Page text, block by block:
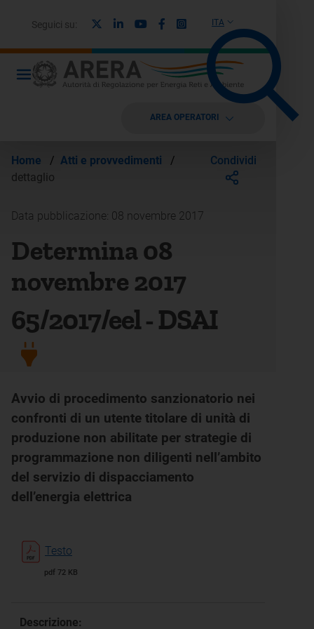
ITA
Seguici su: LinkedinYoutubeFacebook
Instagram
AREA OPERATORI
Home / Atti e provvedimenti
/
dettaglio
Condividi
Data pubblicazione: 08 novembre 2017
Determina 08
novembre 2017
65/2017/eel - DSAI
Avvio di procedimento sanzionatorio nei
confronti di un utente titolare di unità di
produzione non abilitate per strategie di
programmazione non diligenti nell’ambito
del servizio di dispacciamento
dell’energia elettrica
Testo
pdf 72 KB
Descrizione: